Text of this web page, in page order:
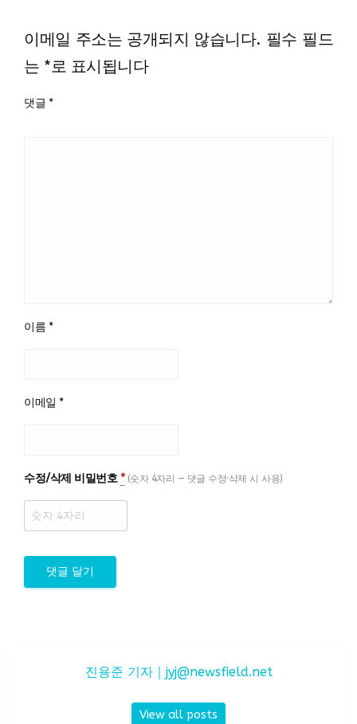
이메일 주소는 공개되지 않습니다. 필수 필드
는 *로 표시됩니다
댓글 *
이름 *
이메일 *
수정/삭제 비밀번호 * (숫자 4자리 — 댓글 수정·삭제 시 사용)
진용준 기자｜ jyj@newsfield.net
View all posts